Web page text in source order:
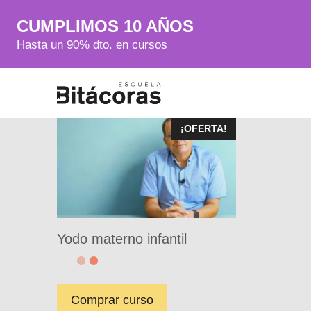
CUMPLIMOS 10 AÑOS
Hasta un 90% dto. en cursos
¡OFERTA!
Yodo materno infantil
Comprar curso